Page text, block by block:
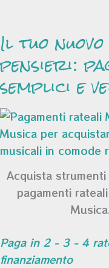
Il tuo
pensieri:
semplici e
Acquista
pagamenti
Paga in 2 - 3 - 4
finanziamento